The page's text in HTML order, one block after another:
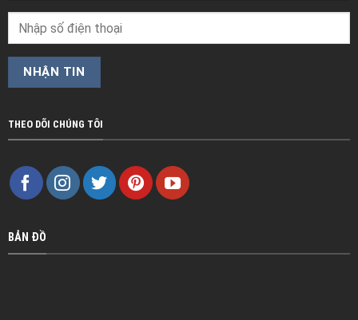
THEO DÕI CHÚNG TÔI
BẢN ĐỒ